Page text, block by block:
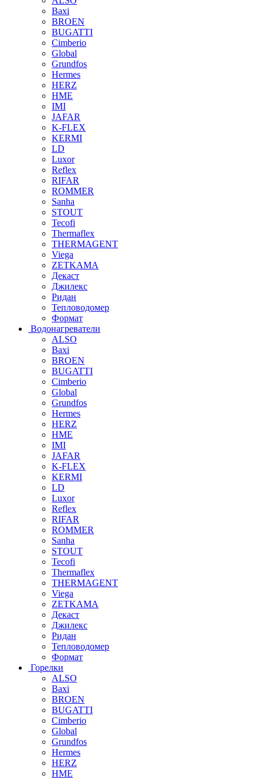
Baxi
BROEN
BUGATTI
Cimberio
Global
Grundfos
Hermes
HERZ
HME
IMI
JAFAR
K-FLEX
KERMI
LD
Luxor
Reflex
RIFAR
ROMMER
Sanha
STOUT
Tecofi
Thermaflex
THERMAGENT
Viega
ZETKAMA
Декаст
Джилекс
Ридан
Тепловодомер
Формат
Водонагреватели
ALSO
Baxi
BROEN
BUGATTI
Cimberio
Global
Grundfos
Hermes
HERZ
HME
IMI
JAFAR
K-FLEX
KERMI
LD
Luxor
Reflex
RIFAR
ROMMER
Sanha
STOUT
Tecofi
Thermaflex
THERMAGENT
Viega
ZETKAMA
Декаст
Джилекс
Ридан
Тепловодомер
Формат
Горелки
ALSO
Baxi
BROEN
BUGATTI
Cimberio
Global
Grundfos
Hermes
HERZ
HME